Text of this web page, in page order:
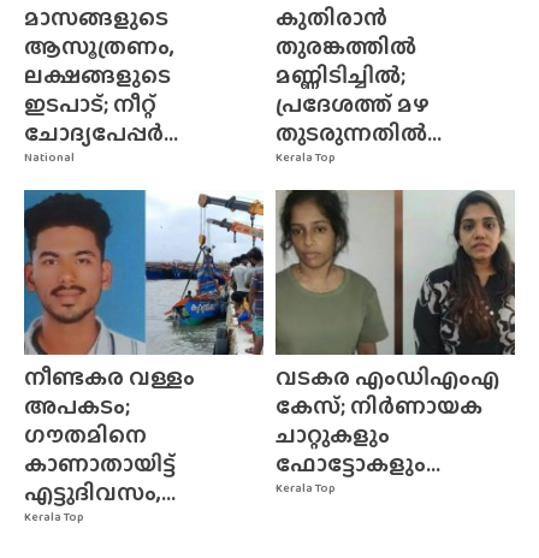
National
മാസങ്ങളുടെ
ആസൂത്രണം,
ലക്ഷങ്ങളുടെ
ഇടപാട്; നീറ്റ്
ചോദ്യപേപ്പർ...
Kerala Top
കുതിരാൻ
തുരങ്കത്തിൽ
മണ്ണിടിച്ചിൽ;
പ്രദേശത്ത് മഴ
തുടരുന്നതിൽ...
Kerala Top
നീണ്ടകര വള്ളം
അപകടം;
ഗൗതമിനെ
കാണാതായിട്ട്
എട്ടുദിവസം,...
Kerala Top
വടകര എംഡിഎംഎ
കേസ്; നിർണായക
ചാറ്റുകളും
ഫോട്ടോകളും...